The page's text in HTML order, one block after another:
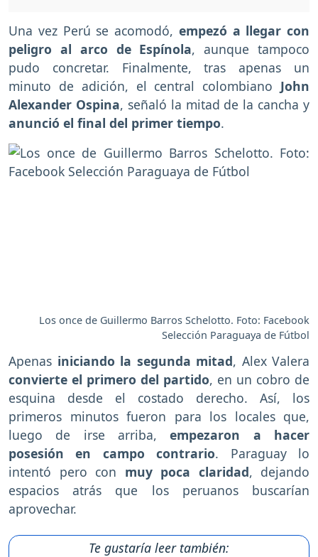
Una vez Perú se acomodó, empezó a llegar con
peligro al arco de Espínola, aunque tampoco
pudo concretar. Finalmente, tras apenas un
minuto de adición, el central colombiano John
Alexander Ospina, señaló la mitad de la cancha y
anunció el final del primer tiempo.
Los once de Guillermo Barros Schelotto. Foto: Facebook
Selección Paraguaya de Fútbol
Apenas iniciando la segunda mitad, Alex Valera
convierte el primero del partido, en un cobro de
esquina desde el costado derecho. Así, los
primeros minutos fueron para los locales que,
luego de irse arriba,empezaron a hacer
posesión en campo contrario. Paraguay lo
intentó pero con muy poca claridad, dejando
espacios atrás que los peruanos buscarían
aprovechar.
Te gustaría leer también: